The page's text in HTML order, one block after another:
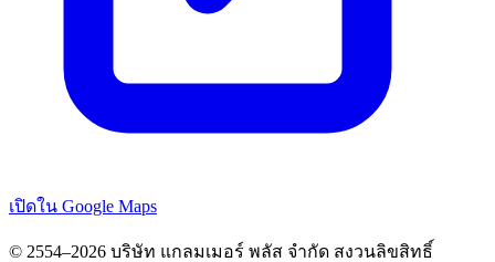
เปิดใน Google Maps
© 2554–2026 บริษัท แกลมเมอร์ พลัส จำกัด สงวนลิขสิทธิ์